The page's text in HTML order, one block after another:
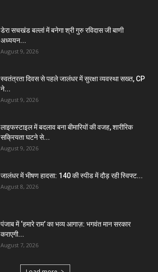
डेरा सचखंड बल्लां में बनेगा श्री गुरु रविदास जी बाणी
अध्ययन...
August 9, 2026
स्वतंत्रता दिवस से पहले जालंधर में सुरक्षा व्यवस्था सख्त, CP
ने...
August 9, 2026
लाइफस्टाइल में बदलाव बना बीमारियों की वजह, शारीरिक
सक्रियता घटने से...
August 9, 2026
जालंधर में भीषण हादसा: 140 की स्पीड में दौड़ रही स्विफ्ट...
August 8, 2026
पंजाब में ‘हमारे राम’ का भव्य आगाज़: भगवंत मान सरकार
कराएगी...
August 7, 2026